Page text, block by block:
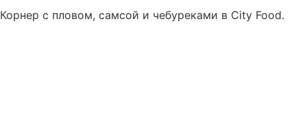
Корнер с пловом, самсой и чебуреками в City Food.